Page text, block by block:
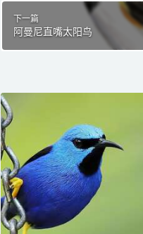
下一篇
阿曼尼直嘴太阳鸟